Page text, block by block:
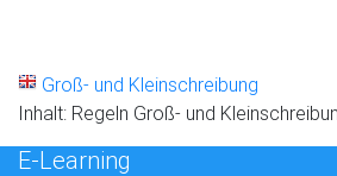
Groß- und Kleinschreibung
Inhalt: Regeln Groß- und
E-Learning